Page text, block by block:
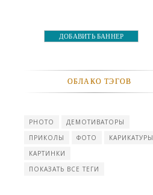
ДОБАВИТЬ БАННЕР
ОБЛАКО ТЭГОВ
PHOTO
ДЕМОТИВАТОРЫ
ПРИКОЛЫ
ФОТО
КАРИКАТУРЫ
КАРТИНКИ
ПОКАЗАТЬ ВСЕ ТЕГИ